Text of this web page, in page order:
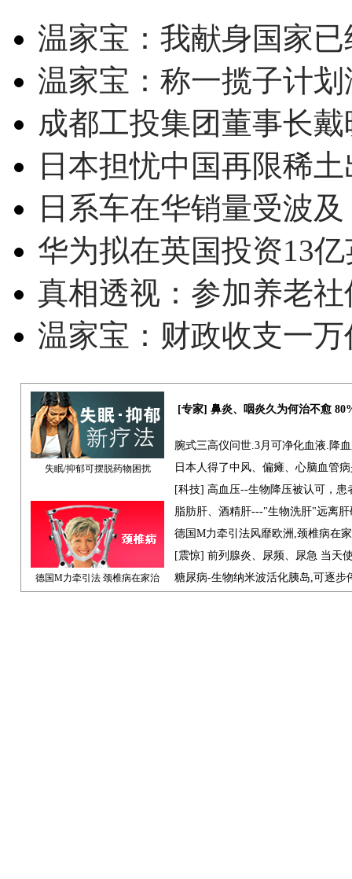
温家宝：我献身国家
温家宝：称一揽子计
成都工投集团董事长
日本担忧中国再限稀
日系车在华销量受波
华为拟在英国投资13
真相透视：参加养老
温家宝：财政收支一
失眠/抑郁可摆脱药物困扰
[专家] 鼻炎、咽炎久为何治不愈
腕式三高仪问世.3月可净化血液.降
日本人得了中风、偏瘫、心脑血管
[科技] 高血压--生物降压被认可，患
德国M力牵引法 颈椎病在家治
脂肪肝、酒精肝---"生物洗肝"远离肝
德国M力牵引法风靡欧洲,颈椎病在
[震惊] 前列腺炎、尿频、尿急 当天
糖尿病-生物纳米波活化胰岛,可逐步